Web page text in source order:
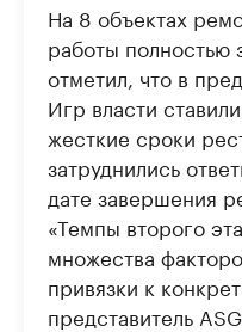
На 8 объектах
работы
отметил, что в
Игр власти
жесткие сроки
затруднились
дате завершения
«Темпы второго
множества
привязки к
представитель ASG.